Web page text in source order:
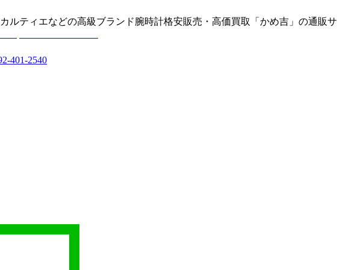
ルティエなどの高級ブランド腕時計格安販売・高価買取「かめ吉」の通販
401-2540